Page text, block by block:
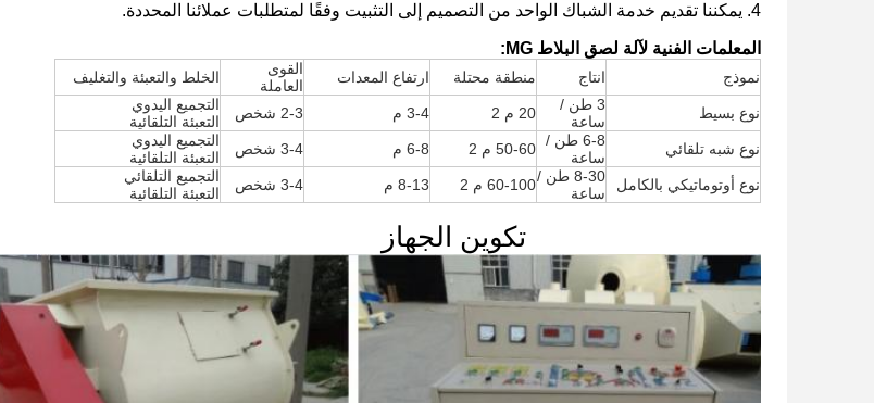
4. يمكننا تقديم خدمة الشباك الواحد من التصميم إلى التثبيت وفقًا لمتطلبات عملائنا المحددة.
المعلمات الفنية لآلة لصق البلاط MG:
نموذج انتاج منطقة محتلة ارتفاع المعدات
القوى
العاملة
الخلط والتعبئة والتغليف
نوع بسيط
3 طن /
ساعة
20 م 2 3-4 م 2-3 شخص
التجميع اليدوي
التعبئة التلقائية
نوع شبه تلقائي
6-8 طن /
ساعة
50-60 م 2 6-8 م 3-4 شخص
التجميع اليدوي
التعبئة التلقائية
نوع أوتوماتيكي بالكامل
8-30 طن /
ساعة
60-100 م 2 8-13 م 3-4 شخص
التجميع التلقائي
التعبئة التلقائية
تكوين الجهاز